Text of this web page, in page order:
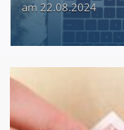
am 22.08.2024